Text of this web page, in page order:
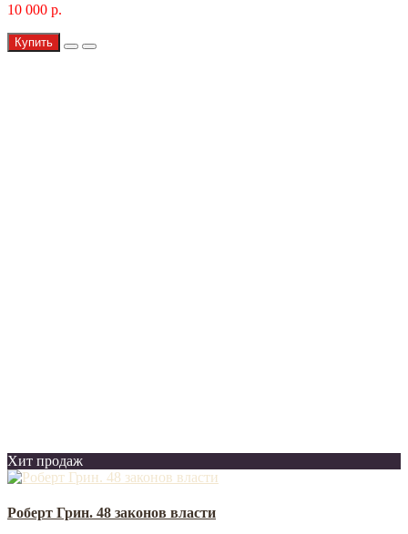
10 000 р.
Купить
Хит продаж
Роберт Грин. 48 законов власти